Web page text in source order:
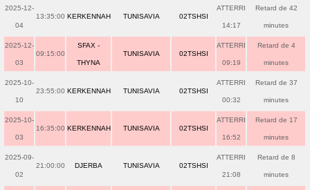
2025-12-
04
13:35:00 KERKENNAH TUNISAVIA 02TSHSI
ATTERRI
14:17
Retard de 42
minutes
2025-12-
03
09:15:00
SFAX -
THYNA
TUNISAVIA 02TSHSI
ATTERRI
09:19
Retard de 4
minutes
2025-10-
10
23:55:00 KERKENNAH TUNISAVIA 02TSHSI
ATTERRI
00:32
Retard de 37
minutes
2025-10-
03
16:35:00 KERKENNAH TUNISAVIA 02TSHSI
ATTERRI
16:52
Retard de 17
minutes
2025-09-
02
21:00:00 DJERBA TUNISAVIA 02TSHSI
ATTERRI
21:08
Retard de 8
minutes